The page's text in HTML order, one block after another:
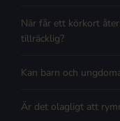
När får ett körkort
tillräcklig?
Kan barn och
Är det olagligt att